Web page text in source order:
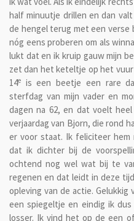
half minuutje drillen en dan
de hengel terug met een verse
nóg eens proberen om als
lukt dat en ik kruip gauw mijn
zet dan het keteltje op het
14e is een beetje een rare
sterfdag van mijn vader en
dagen na 62, en dat voelt
verjaardag van Bjorn, die rond
er voor staat. Ik feliciteer hem
dat ik dichter bij de
ochtend nog wel wat bij te
regenen en dat leidt in deze
opleving van de actie. Gelukkig
een spiegeltje en eindig ik
losser. Ik vind het op de een